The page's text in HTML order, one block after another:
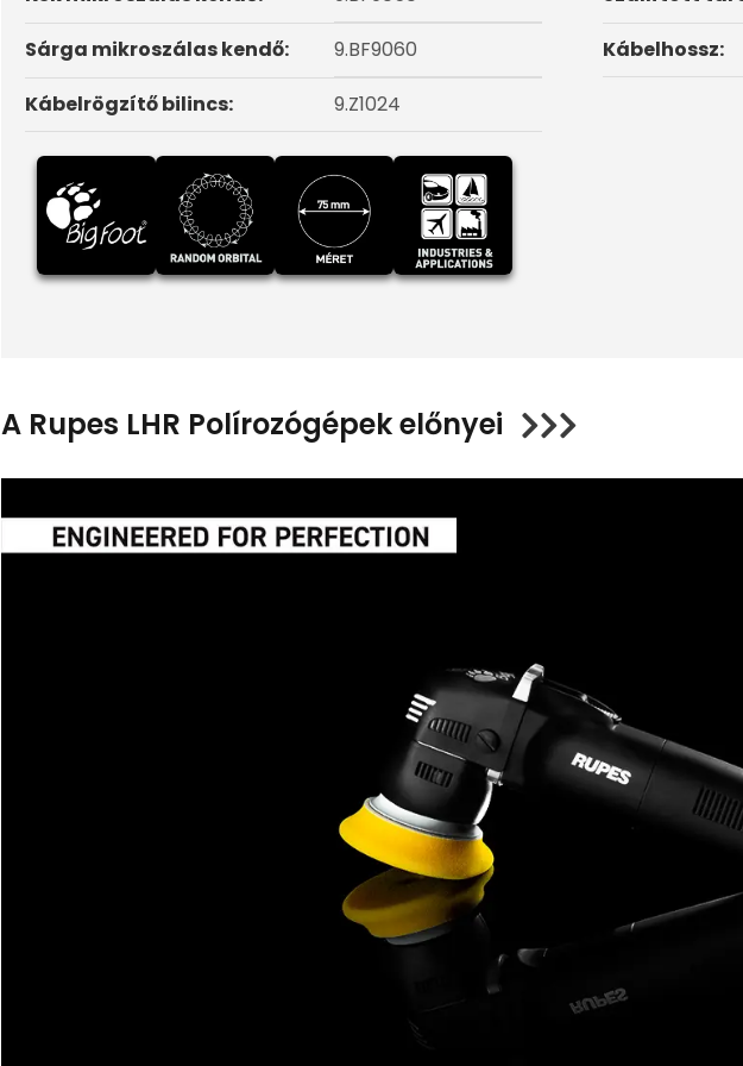
Sárga mikroszálas kendő:
9.BF9060
Kábelrögzítő bilincs:
9.Z1024
Kábelhossz:
A Rupes LHR Polírozógépek előnyei